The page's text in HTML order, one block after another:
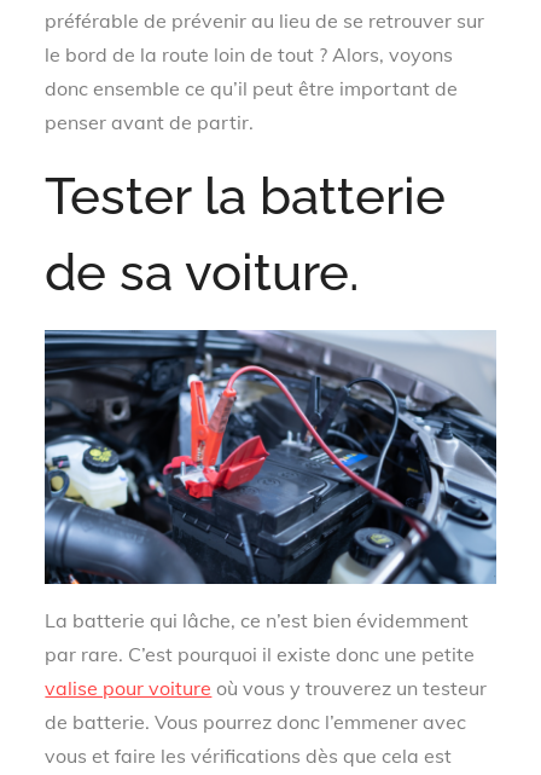
préférable de prévenir au lieu de se retrouver sur
le bord de la route loin de tout ? Alors, voyons
donc ensemble ce qu’il peut être important de
penser avant de partir.
Tester la batterie
de sa voiture.
La batterie qui lâche, ce n’est bien évidemment
par rare. C’est pourquoi il existe donc une petite
valise pour voiture où vous y trouverez un testeur
de batterie. Vous pourrez donc l’emmener avec
vous et faire les vérifications dès que cela est